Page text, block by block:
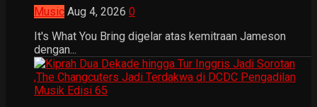
Music Aug 4, 2026 0
It's What You Bring digelar atas kemitraan Jameson
dengan...